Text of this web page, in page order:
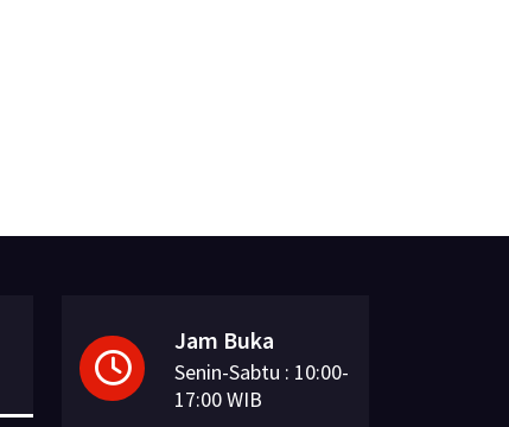
Jam Buka
Senin-Sabtu : 10:00-
17:00 WIB